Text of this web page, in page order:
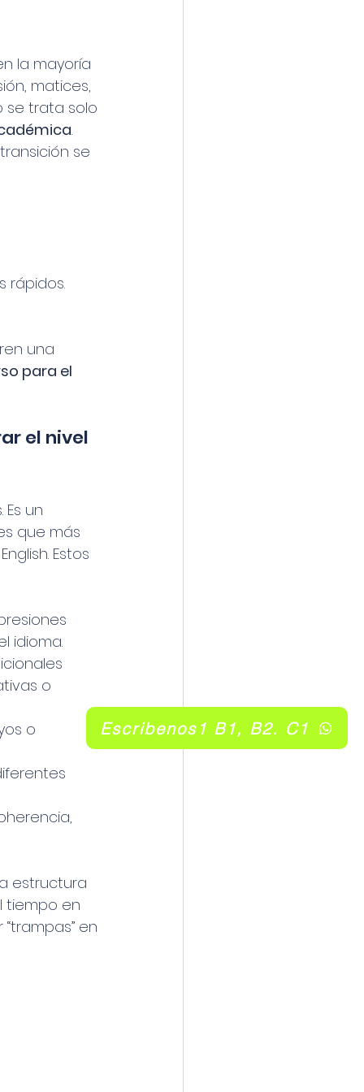
Escribenos1 B1, B2. C1
la mayoría
matices,
se trata solo
.
se
rápidos.
una
para el
el nivel
un
que más
Estos
idioma.
o
o
estructura
tiempo en
en